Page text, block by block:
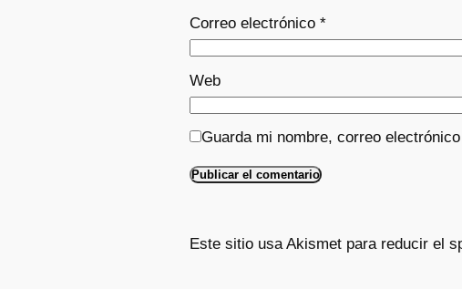
Correo electrónico *
Web
Guarda mi nombre, correo
Este sitio usa Akismet para reducir el